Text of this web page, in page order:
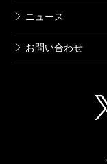
ニュース
お問い合わせ